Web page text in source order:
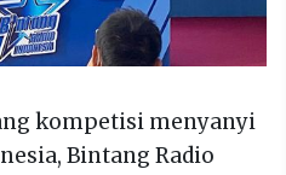
kompetisi menyanyi
Bintang Radio